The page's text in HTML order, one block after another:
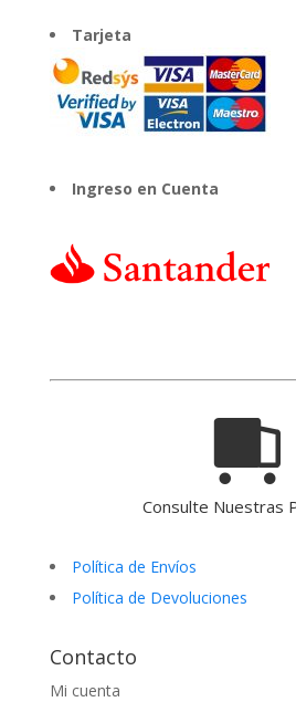
Tarjeta
Ingreso en Cuenta
Consulte Nuestras
Política de Envíos
Política de Devoluciones
Contacto
Mi cuenta